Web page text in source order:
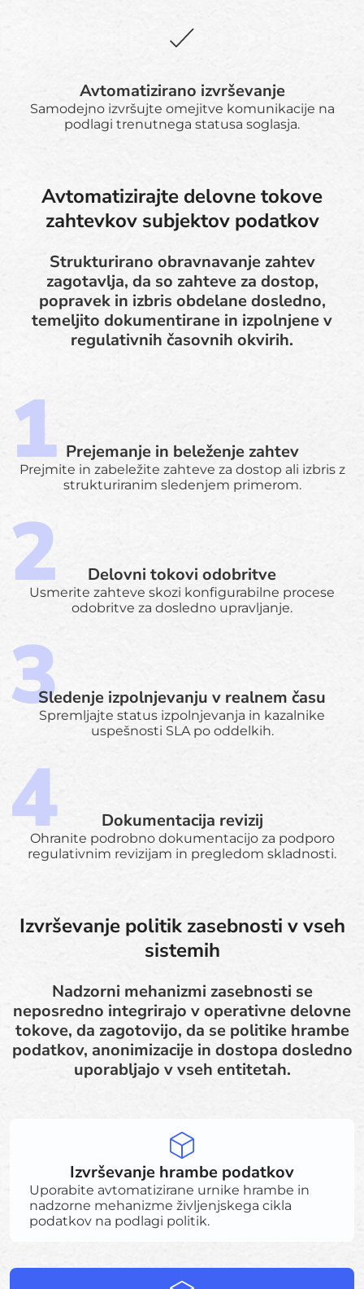
Avtomatizirano izvrševanje
Samodejno izvršujte omejitve komunikacije na
podlagi trenutnega statusa soglasja.
Avtomatizirajte delovne tokove
zahtevkov subjektov podatkov
Strukturirano obravnavanje zahtev
zagotavlja, da so zahteve za dostop,
popravek in izbris obdelane dosledno,
temeljito dokumentirane in izpolnjene v
regulativnih časovnih okvirih.
Prejemanje in beleženje zahtev
Prejmite in zabeležite zahteve za dostop ali izbris z
strukturiranim sledenjem primerom.
Delovni tokovi odobritve
Usmerite zahteve skozi konfigurabilne procese
odobritve za dosledno upravljanje.
Sledenje izpolnjevanju v realnem času
Spremljajte status izpolnjevanja in kazalnike
uspešnosti SLA po oddelkih.
Dokumentacija revizij
Ohranite podrobno dokumentacijo za podporo
regulativnim revizijam in pregledom skladnosti.
Izvrševanje politik zasebnosti v vseh
sistemih
Nadzorni mehanizmi zasebnosti se
neposredno integrirajo v operativne delovne
tokove, da zagotovijo, da se politike hrambe
podatkov, anonimizacije in dostopa dosledno
uporabljajo v vseh entitetah.
Izvrševanje hrambe podatkov
Uporabite avtomatizirane urnike hrambe in
nadzorne mehanizme življenjskega cikla
podatkov na podlagi politik.